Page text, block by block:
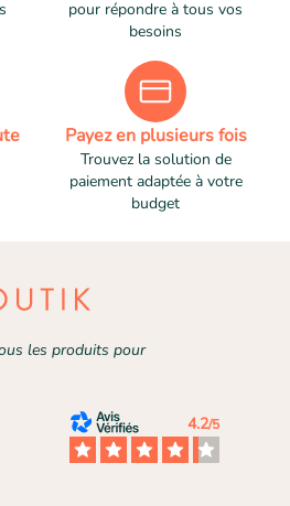
pour répondre à tous vos
besoins
Payez en plusieurs fois
Trouvez la solution de
paiement adaptée à votre
budget
les produits pour
4.2/5